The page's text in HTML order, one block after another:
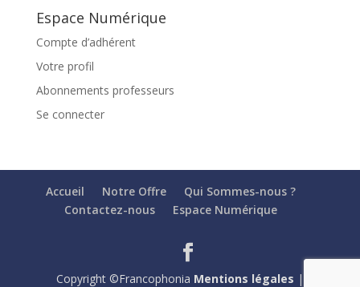
Espace Numérique
Compte d’adhérent
Votre profil
Abonnements professeurs
Se connecter
Accueil Notre Offre
Qui Sommes-nous ?
Contactez-nous
Espace Numérique
Copyright ©Francophonia Mentions légales |